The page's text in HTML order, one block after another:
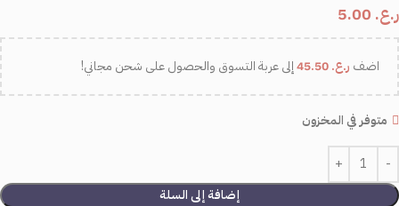
ر.ع.
اضف ر.ع. إلى عربة التسوق والحصول على شحن مجاني!
متوفر في المخزون
إضافة إلى السلة